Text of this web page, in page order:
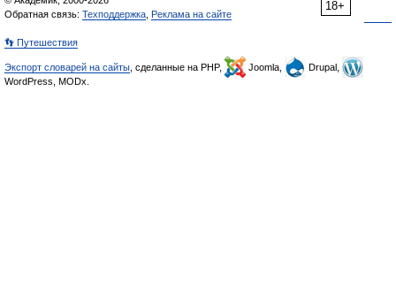
18+
Обратная связь: Техподдержка Реклама на сайте
👣 Путешествия
Экспорт словарей на сайты , сделанные на PHP, Joomla,
Drupal,
WordPress, MODx.